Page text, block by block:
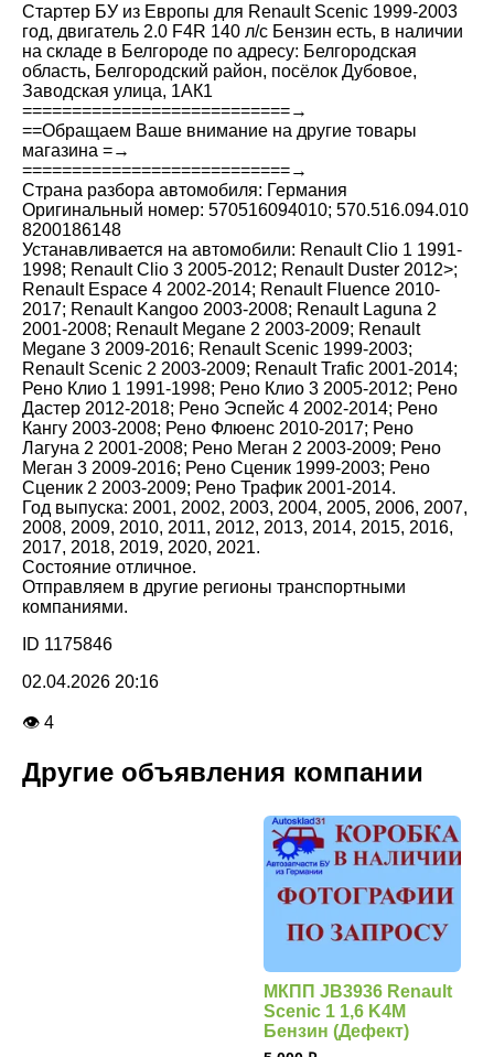
Стартер БУ из Европы для Renault Scenic 1999-2003
год, двигатель 2.0 F4R 140 л/с Бензин есть, в наличии
на складе в Белгороде по адресу: Белгородская
область, Белгородский район, посёлок Дубовое,
Заводская улица, 1АК1
===========================→
==Обращаем Ваше внимание на другие товары
магазина =→
===========================→
Страна разбора автомобиля: Германия
Оригинальный номер: 570516094010; 570.516.094.010
8200186148
Устанавливается на автомобили: Renault Clio 1 1991-
1998; Renault Clio 3 2005-2012; Renault Duster 2012>;
Renault Espace 4 2002-2014; Renault Fluence 2010-
2017; Renault Kangoo 2003-2008; Renault Laguna 2
2001-2008; Renault Megane 2 2003-2009; Renault
Megane 3 2009-2016; Renault Scenic 1999-2003;
Renault Scenic 2 2003-2009; Renault Trafic 2001-2014;
Рено Клио 1 1991-1998; Рено Клио 3 2005-2012; Рено
Дастер 2012-2018; Рено Эспейс 4 2002-2014; Рено
Кангу 2003-2008; Рено Флюенс 2010-2017; Рено
Лагуна 2 2001-2008; Рено Меган 2 2003-2009; Рено
Меган 3 2009-2016; Рено Сценик 1999-2003; Рено
Сценик 2 2003-2009; Рено Трафик 2001-2014.
Год выпуска: 2001, 2002, 2003, 2004, 2005, 2006, 2007,
2008, 2009, 2010, 2011, 2012, 2013, 2014, 2015, 2016,
2017, 2018, 2019, 2020, 2021.
Состояние отличное.
Отправляем в другие регионы транспортными
компаниями.
ID 1175846
02.04.2026 20:16
👁 4
Другие объявления компании
МКПП JB3936 Renault
Scenic 1 1,6 K4M
Бензин (Дефект)